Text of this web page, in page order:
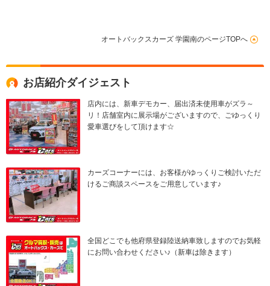
オートバックスカーズ 学園南のページTOPへ
お店紹介ダイジェスト
店内には、新車デモカー、届出済未使用車がズラ～
リ！店舗室内に展示場がございますので、ごゆっくり
愛車選びをして頂けます☆
カーズコーナーには、お客様がゆっくりご検討いただ
けるご商談スペースをご用意しています♪
全国どこでも他府県登録陸送納車致しますのでお気軽
にお問い合わせください♪（新車は除きます）